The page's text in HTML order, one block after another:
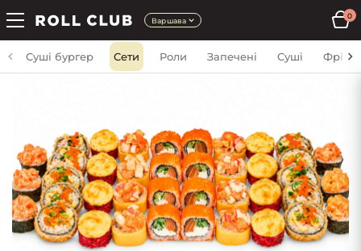
Варшава
0
Суші бургер Сети Роли Запечені Суші Фрі